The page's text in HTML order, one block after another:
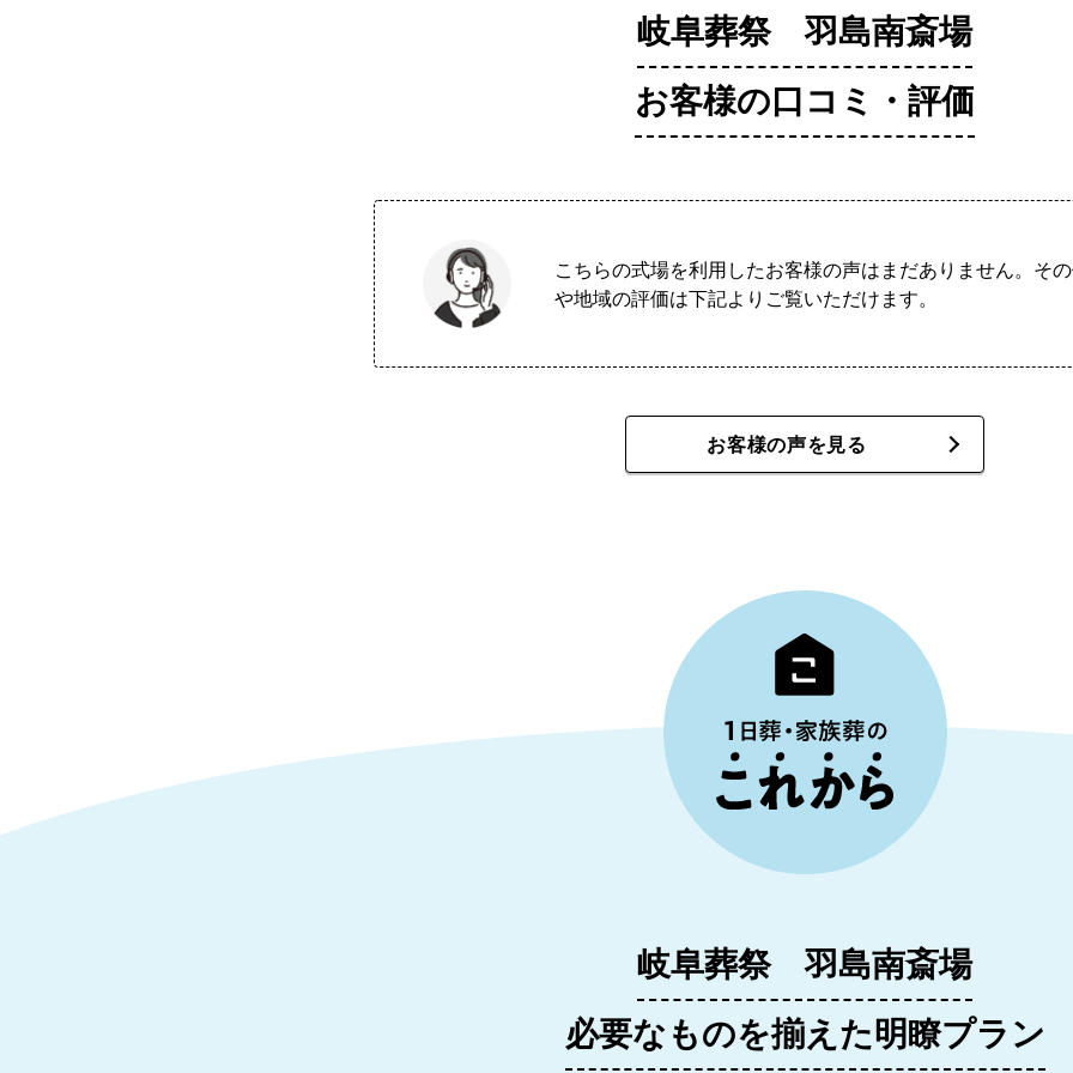
岐阜葬祭 羽島南斎場
お客様の口コミ・評価
こちらの式場を利用したお客様の声はまだありません。そ
や地域の評価は下記よりご覧いただけます。
お客様の声を見る
岐阜葬祭 羽島南斎場
必要なものを揃えた明瞭プラン